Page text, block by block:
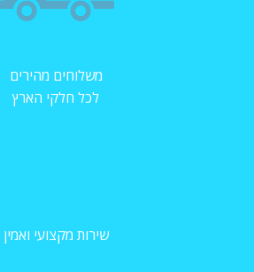
משלוחים מהירים
לכל חלקי הארץ
שירות מקצועי ואמין